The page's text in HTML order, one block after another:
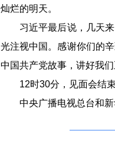
灿烂的明天。
习近平最后说，几天来
光注视中国。感谢你们的
中国共产党故事，讲好我
12时30分，见面会结束
中央广播电视总台和新